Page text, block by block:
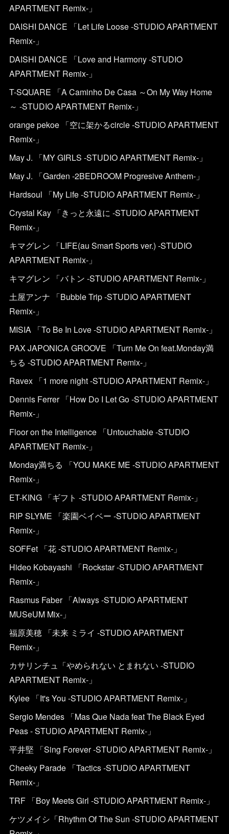
APARTMENT Remix-」
DAISHI DANCE 「Let Life Loose -STUDIO APARTMENT
Remix-」
DAISHI DANCE 「Love and Harmony -STUDIO
APARTMENT Remix-」
T-SQUARE 「A Caminho De Casa ～On My Way Home
～ -STUDIO APARTMENT Remix-」
orange pekoe 「空に架かるcircle -STUDIO APARTMENT
Remix-」
May J. 「MY GIRLS -STUDIO APARTMENT Remix-」
May J. 「Garden -2BEDROOM Progresive Anthem-」
Hardsoul 「My Life -STUDIO APARTMENT Remix-」
Crystal Kay 「きっと永遠に -STUDIO APARTMENT
Remix-」
キマグレン 「LIFE(au Smart Sports ver.) -STUDIO
APARTMENT Remix-」
キマグレン 「バトン -STUDIO APARTMENT Remix-」
土屋アンナ 「Bubble Trip -STUDIO APARTMENT
Remix-」
MISIA 「To Be In Love -STUDIO APARTMENT Remix-」
PAX JAPONICA GROOVE 「Turn Me On feat.Monday満
ちる -STUDIO APARTMENT Remix-」
Ravex 「1 more night -STUDIO APARTMENT Remix-」
Dennis Ferrer 「How Do I Let Go -STUDIO APARTMENT
Remix-」
Floor on the Intelligence 「Untouchable -STUDIO
APARTMENT Remix-」
Monday満ちる 「YOU MAKE ME -STUDIO APARTMENT
Remix-」
ET-KING 「ギフト -STUDIO APARTMENT Remix-」
RIP SLYME 「楽園ベイベー -STUDIO APARTMENT
Remix-」
SOFFet 「花 -STUDIO APARTMENT Remix-」
Hideo Kobayashi 「Rockstar -STUDIO APARTMENT
Remix-」
Rasmus Faber 「Always -STUDIO APARTMENT
MUSeUM Mix-」
福原美穂 「未来 ミライ -STUDIO APARTMENT
Remix-」
カサリンチュ「やめられない とまれない -STUDIO
APARTMENT Remix-」
Kylee 「It's You -STUDIO APARTMENT Remix-」
Sergio Mendes 「Mas Que Nada feat The Black Eyed
Peas - STUDIO APARTMENT Remix-」
平井堅 「Sing Forever -STUDIO APARTMENT Remix-」
Cheeky Parade 「Tactics -STUDIO APARTMENT
Remix-」
TRF 「Boy Meets Girl -STUDIO APARTMENT Remix-」
ケツメイシ「Rhythm Of The Sun -STUDIO APARTMENT